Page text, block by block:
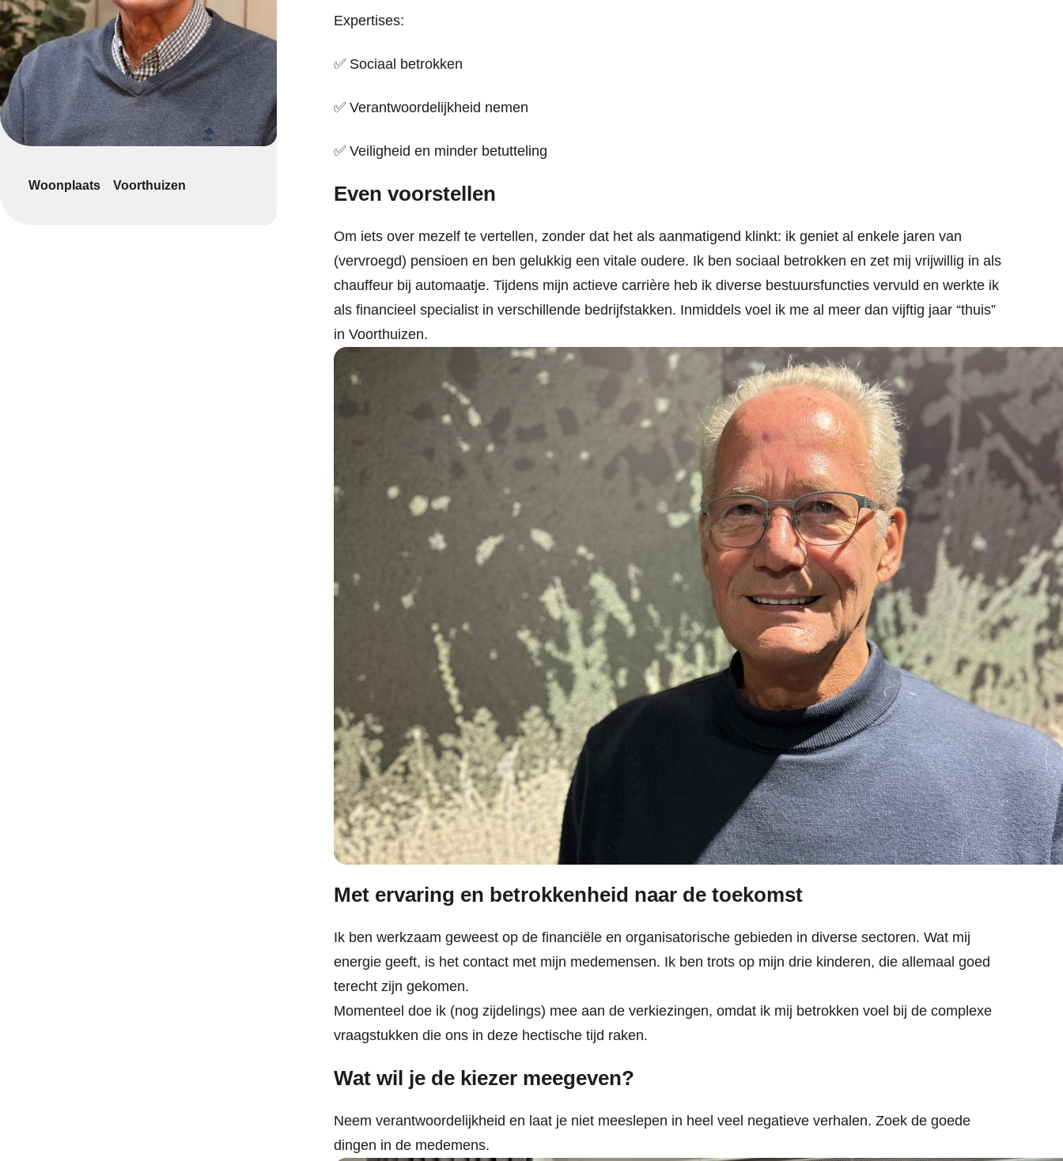
Woonplaats Voorthuizen
Expertises:
✅ Sociaal betrokken
✅ Verantwoordelijkheid nemen
✅ Veiligheid en minder betutteling
Even voorstellen
Om iets over mezelf te vertellen, zonder dat het als aanmatigend klinkt: ik geniet al enkele jaren van
(vervroegd) pensioen en ben gelukkig een vitale oudere. Ik ben sociaal betrokken en zet mij vrijwillig in als
chauffeur bij automaatje. Tijdens mijn actieve carrière heb ik diverse bestuursfuncties vervuld en werkte ik
als financieel specialist in verschillende bedrijfstakken. Inmiddels voel ik me al meer dan vijftig jaar “thuis”
in Voorthuizen.
Met ervaring en betrokkenheid naar de toekomst
Ik ben werkzaam geweest op de financiële en organisatorische gebieden in diverse sectoren. Wat mij
energie geeft, is het contact met mijn medemensen. Ik ben trots op mijn drie kinderen, die allemaal goed
terecht zijn gekomen.
Momenteel doe ik (nog zijdelings) mee aan de verkiezingen, omdat ik mij betrokken voel bij de complexe
vraagstukken die ons in deze hectische tijd raken.
Wat wil je de kiezer meegeven?
Neem verantwoordelijkheid en laat je niet meeslepen in heel veel negatieve verhalen. Zoek de goede
dingen in de medemens.